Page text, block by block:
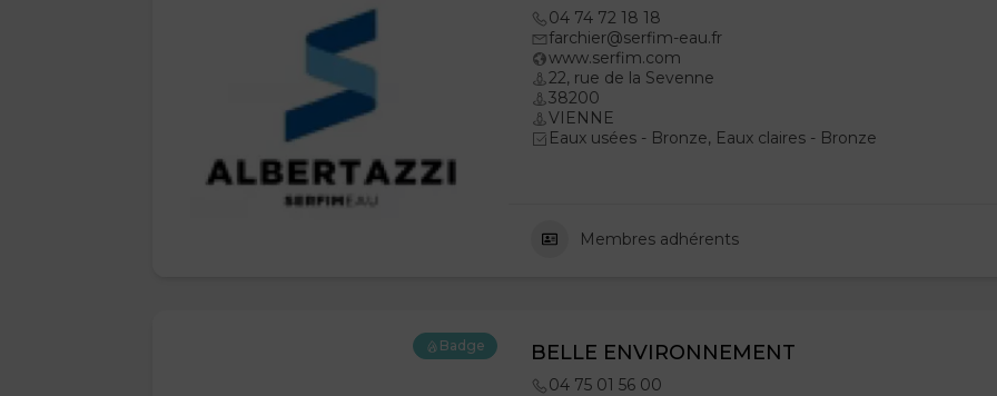
04 74 72 18 18
farchier@serfim-eau.fr
www.serfim.com
22, rue de la Sevenne
38200
VIENNE
Eaux usées - Bronze, Eaux claires - Bronze
Membres adhérents
Badge BELLE ENVIRONNEMENT
04 75 01 56 00